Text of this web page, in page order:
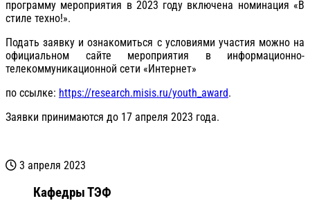
программу мероприятия в 2023 году включена номинация «В
стиле техно!».
Подать заявку и ознакомиться с условиями участия можно на
официальном сайте мероприятия в информационно-
телекоммуникационной сети «Интернет»
по ссылке: https://research.misis.ru/youth_award.
Заявки принимаются до 17 апреля 2023 года.
3 апреля 2023
Кафедры ТЭФ